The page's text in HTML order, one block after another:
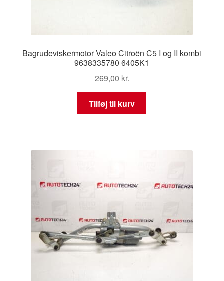
Bagrudeviskermotor Valeo Citroën C5 I og II kombi
9638335780 6405K1
269,00 kr.
Tilføj til kurv